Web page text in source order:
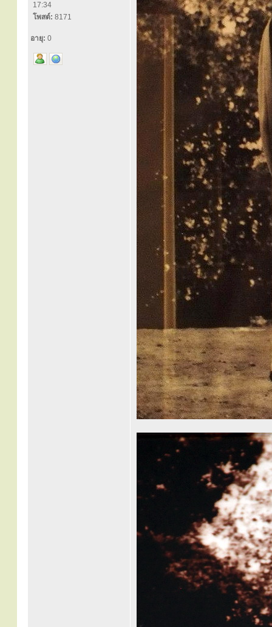
17:34
โพสต์: 8171
อายุ: 0